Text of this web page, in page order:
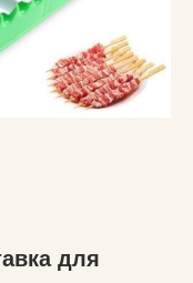
для